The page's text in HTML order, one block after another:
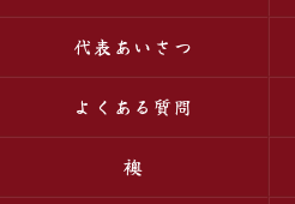
代表あいさつ
よくある質問
襖